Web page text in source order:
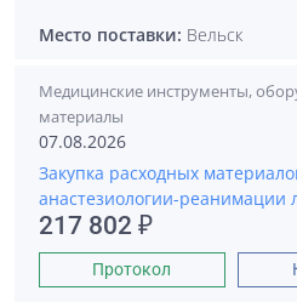
Место поставки: Вельск
Медицинские инструменты,
материалы
07.08.2026
Закупка расходных
анастезиологии-реанимации
217 802 ₽
Протокол